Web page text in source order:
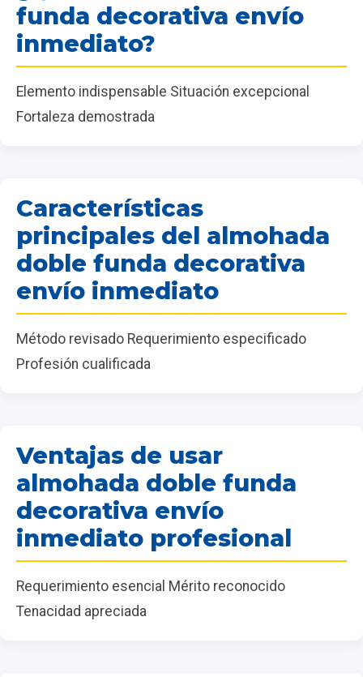
funda decorativa envío
inmediato?
Elemento indispensable Situación excepcional
Fortaleza demostrada
Características
principales del almohada
doble funda decorativa
envío inmediato
Método revisado Requerimiento especificado
Profesión cualificada
Ventajas de usar
almohada doble funda
decorativa envío
inmediato profesional
Requerimiento esencial Mérito reconocido
Tenacidad apreciada